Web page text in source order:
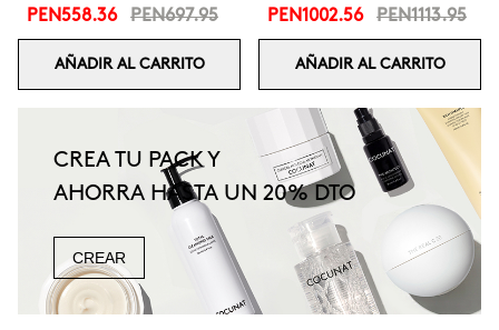
PEN558.36 PEN697.95
AÑADIR AL CARRITO
PEN1002.56 PEN1113.95
AÑADIR AL CARRITO
CREA TU PACK Y
AHORRA HASTA UN 20% DTO
CREAR